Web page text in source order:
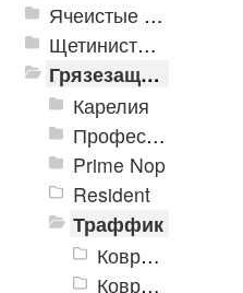
Ячеистые грязезащитные покрытия
Щетинистые покрытия
Грязезащитные, влаговпитывающие покрытия
Карелия
Профессиональные грязезащитные ковры AntiSplash Carpet
Prime Nop
Resident
Траффик
Коврики «Траффик» 400x600 мм
Коврики «Траффик» 500x800 мм